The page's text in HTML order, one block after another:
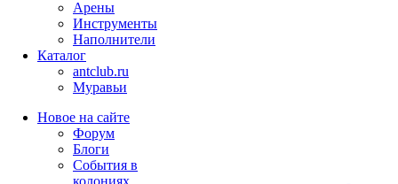
Арены
Инструменты
Наполнители
Каталог
antclub.ru
Муравьи
Новое на сайте
Форум
Блоги
События в
колониях